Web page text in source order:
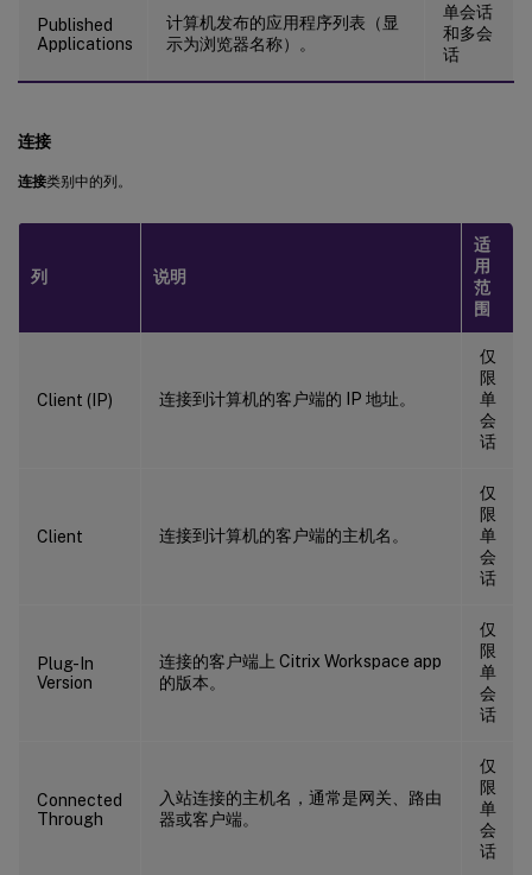
Published
Applications
计算机发布的应用程序列表（显
示为浏览器名称）。
单会话
和多会
话
连接
连接类别中的列。
列 说明
适
用
范
围
Client (IP) 连接到计算机的客户端的 IP 地址。
仅
限
单
会
话
Client 连接到计算机的客户端的主机名。
仅
限
单
会
话
Plug-In
Version
连接的客户端上 Citrix Workspace app
的版本。
仅
限
单
会
话
Connected
Through
入站连接的主机名，通常是网关、路由
器或客户端。
仅
限
单
会
话